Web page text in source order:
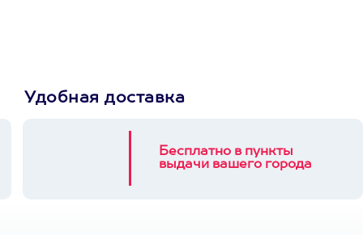
Удобная доставка
Бесплатно в пункты
выдачи вашего города